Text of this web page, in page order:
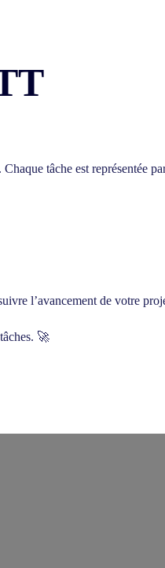
tâche est représentée
l’avancement de votre
🚀